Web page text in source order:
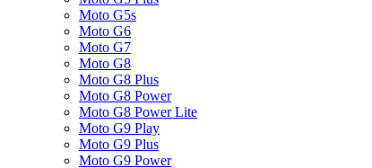
Moto G5s
Moto G6
Moto G7
Moto G8
Moto G8 Plus
Moto G8 Power
Moto G8 Power Lite
Moto G9 Play
Moto G9 Plus
Moto G9 Power